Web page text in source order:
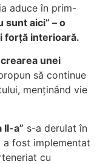
aduce în prim-
sunt aici” – o
forță interioară.
crearea unei
să continue
menținând vie
II-a” s-a derulat în
fost implementat
cu